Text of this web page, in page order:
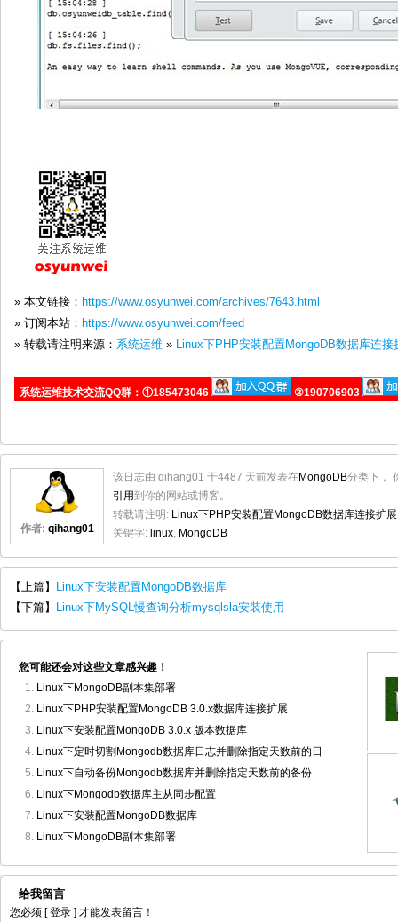
» 本文链接： https://www.osyunwei.com/archives/7643.html
» 订阅本站： https://www.osyunwei.com/feed
» 转载请注明来源： 系统运维 » Linux下PHP安装配置MongoDB数据库连接
系统运维技术交流QQ群：①185473046 ②190706903
作者: qihang01
该日志由 qihang01 于4487 天前发表在 MongoDB分类下，
引用到你的网站或博客。
转载请注明: Linux下PHP安装配置MongoDB数据库连接扩
关键字: linux, MongoDB
【上篇】
Linux下安装配置MongoDB数据库
【下篇】
Linux下MySQL慢查询分析mysqlsla安装使用
您可能还会对这些文章感兴趣！
Linux下MongoDB副本集部署
Linux下PHP安装配置MongoDB 3.0.x数据库连接扩展
Linux下安装配置MongoDB 3.0.x 版本数据库
Linux下定时切割Mongodb数据库日志并删除指定天数前的日
Linux下自动备份Mongodb数据库并删除指定天数前的备份
Linux下Mongodb数据库主从同步配置
Linux下安装配置MongoDB数据库
Linux下MongoDB副本集部署
给我留言
您必须 [ 登录 ] 才能发表留言！